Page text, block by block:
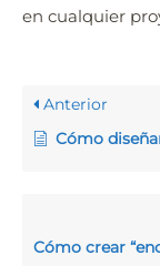
en cualquier
Anterior
Cómo